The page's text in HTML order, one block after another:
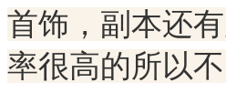
首饰，副本还
率很高的所以